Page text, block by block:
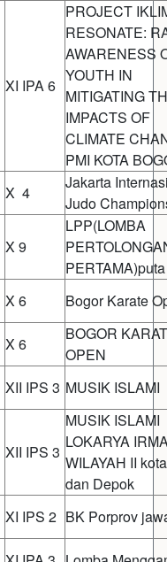
XI IPA 6
PROJECT
RESONATE:
AWARENESS
YOUTH IN
MITIGATING
IMPACTS OF
CLIMATE
PMI KOTA
X 4
Jakarta
Judo
X 9
LPP(LOMBA
PERTAMA)puta
X 6 Bogor Karate
X 6
BOGOR
OPEN
XII IPS 3 MUSIK ISLAMI
XII IPS 3
MUSIK ISLAMI
LOKARYA
WILAYAH II
dan Depok
XI IPS 2 BK Porprov